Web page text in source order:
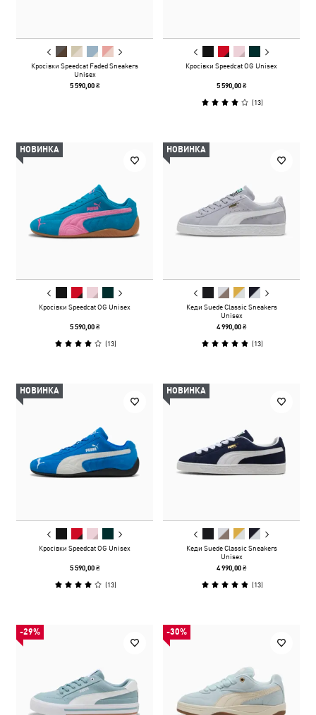
Кросівки Speedcat Faded Sneakers
Unisex
5 590,00 ₴
Кросівки Speedcat OG Unisex
5 590,00 ₴
(13)
НОВИНКА
Кросівки Speedcat OG Unisex
5 590,00 ₴
(13)
НОВИНКА
Кеди Suede Classic Sneakers
Unisex
4 990,00 ₴
(13)
НОВИНКА
Кросівки Speedcat OG Unisex
5 590,00 ₴
(13)
НОВИНКА
Кеди Suede Classic Sneakers
Unisex
4 990,00 ₴
(13)
-29% -30%